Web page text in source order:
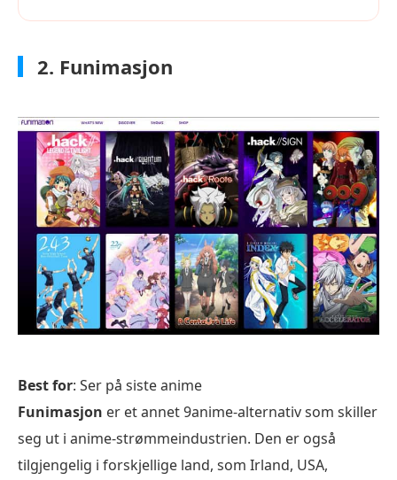
2. Funimasjon
Best for: Ser på siste anime
Funimasjon er et annet 9anime-alternativ som skiller
seg ut i anime-strømmeindustrien. Den er også
tilgjengelig i forskjellige land, som Irland, USA,